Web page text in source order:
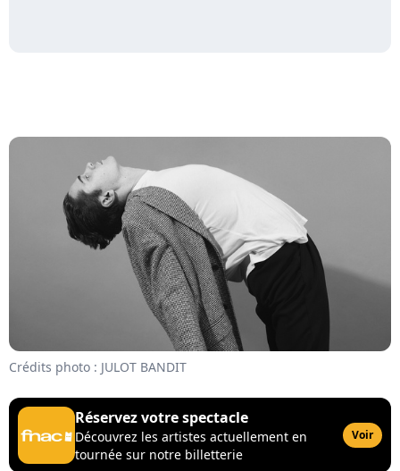
Crédits photo : JULOT BANDIT
Réservez votre spectacle
Découvrez les artistes actuellement en
tournée sur notre billetterie
Voir